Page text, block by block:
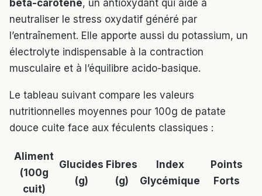
bêta-carotène, un antioxydant qui aide à
neutraliser le stress oxydatif généré par
l’entraînement. Elle apporte aussi du potassium, un
électrolyte indispensable à la contraction
musculaire et à l’équilibre acido-basique.
Le tableau suivant compare les valeurs
nutritionnelles moyennes pour 100g de patate
douce cuite face aux féculents classiques :
Aliment
(100g
cuit)
Glucides
(g)
Fibres
(g)
Index
Glycémique
Points
Forts